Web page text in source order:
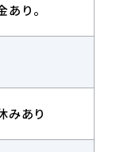
り。
みあり